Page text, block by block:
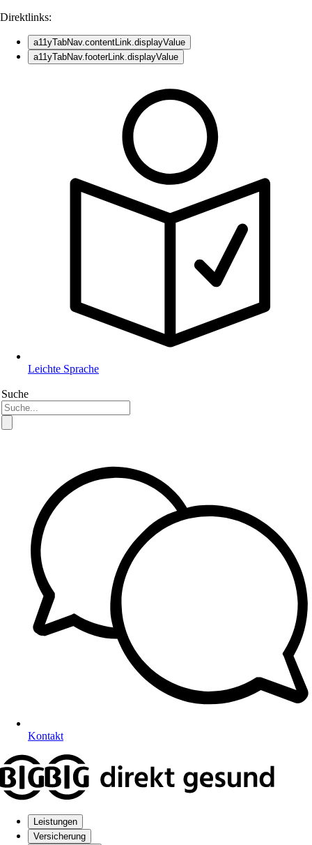
Direktlinks:
a11yTabNav.contentLink.displayValue
a11yTabNav.footerLink.displayValue
Leichte Sprache
Suche
Kontakt
Leistungen
Versicherung